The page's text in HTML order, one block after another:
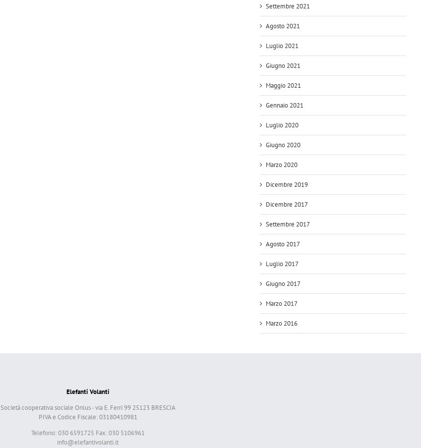
Settembre 2021
Agosto 2021
Luglio 2021
Giugno 2021
Maggio 2021
Gennaio 2021
Luglio 2020
Giugno 2020
Marzo 2020
Dicembre 2019
Dicembre 2017
Settembre 2017
Agosto 2017
Luglio 2017
Giugno 2017
Marzo 2017
Marzo 2016
Elefanti Volanti
Società cooperativa sociale Onlus - via E. Ferri 99 25123 BRESCIA
P.IVA e Codice Fiscale: 03180410981
Telefono: 030 6591725 Fax: 030 5106961
info@elefantivolanti.it